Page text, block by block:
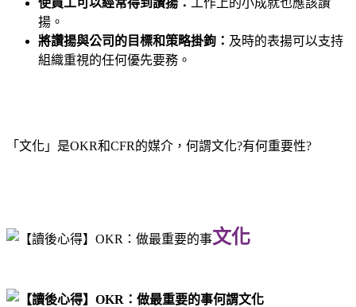
揚。
將讚揚與公司的目標和策略掛鉤： 及時的表揚可以支持
組織重視的任何優先要務。
「文化」是OKR和CFR的媒介，何謂文化?有何重要性?
文化
何謂文化